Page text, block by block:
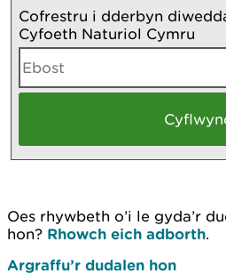
Cofrestru i dderbyn
Cyfoeth Naturiol Cymru
Oes rhywbeth o’i le gyda’r
hon? Rhowch eich adborth.
Argraffu’r dudalen hon